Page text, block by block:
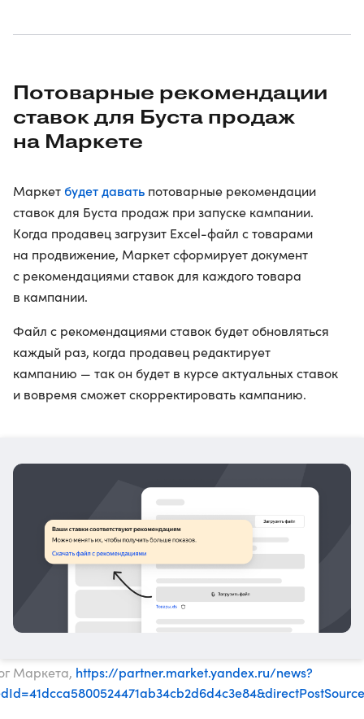
Потоварные рекомендации
ставок для Буста продаж
на Маркете
Маркет будет давать потоварные рекомендации
ставок для Буста продаж при запуске кампании.
Когда продавец загрузит Excel-файл с товарами
на продвижение, Маркет сформирует документ
с рекомендациями ставок для каждого товара
в кампании.
Файл с рекомендациями ставок будет обновляться
каждый раз, когда продавец редактирует
кампанию — так он будет в курсе актуальных ставок
и вовремя сможет скорректировать кампанию.
Маркета, https://partner.market.yandex.ru/news?